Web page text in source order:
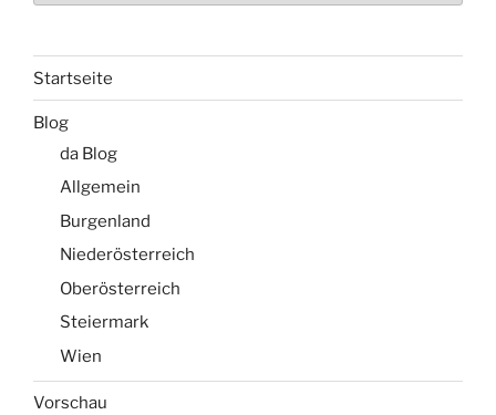
Startseite
Blog
da Blog
Allgemein
Burgenland
Niederösterreich
Oberösterreich
Steiermark
Wien
Vorschau